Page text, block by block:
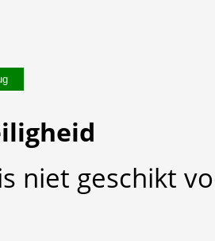
niet geschikt